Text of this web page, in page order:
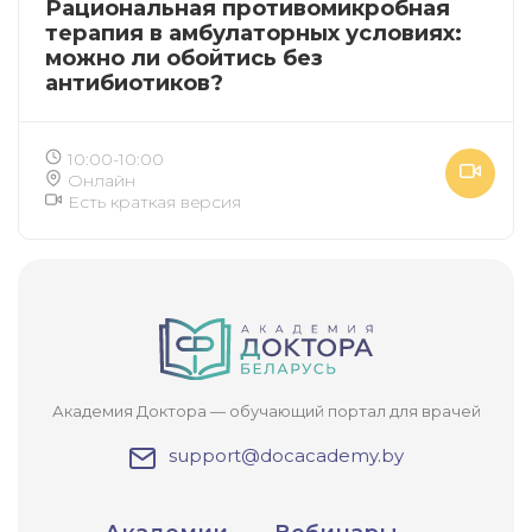
Рациональная противомикробная
терапия в амбулаторных условиях:
можно ли обойтись без
антибиотиков?
10:00-10:00
Онлайн
Есть краткая версия
Академия Доктора — обучающий портал для врачей
support@docacademy.by